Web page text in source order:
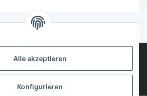
Alle akzeptieren
Konfigurieren